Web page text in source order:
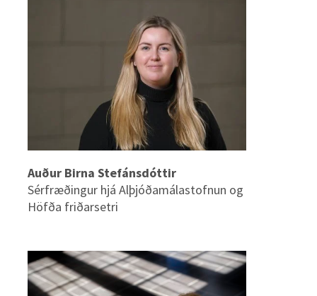
Auður Birna Stefánsdóttir
Sérfræðingur hjá Alþjóðamálastofnun og
Höfða friðarsetri